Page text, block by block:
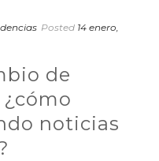
Posted 14 enero,
de
¿cómo
noticias